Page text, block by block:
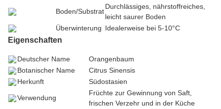
Boden/Substrat
Durchlässiges, nährstoffreiches,
leicht saurer Boden
Überwinterung Idealerweise bei 5-10°C
Eigenschaften
Deutscher Name
Orangenbaum
Botanischer Name
Citrus Sinensis
Herkunft
Südostasien
Verwendung
Früchte zur Gewinnung von Saft,
frischen Verzehr und in der Küche